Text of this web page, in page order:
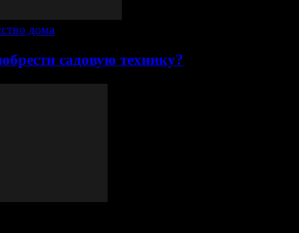
дома
садовую технику?